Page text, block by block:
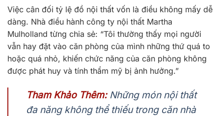
Việc cân đối tỷ lệ đồ nội thất vốn là điều không mấy dễ
dàng. Nhà điều hành công ty nội thất Martha
Mulholland từng chia sẻ: “Tôi thường thấy mọi người
vẫn hay đặt vào căn phòng của mình những thứ quá to
hoặc quá nhỏ, khiến chức năng của căn phòng không
được phát huy và tính thẩm mỹ bị ảnh hưởng.”
Tham Khảo Thêm: Những món nội thất
đa năng không thể thiếu trong căn nhà